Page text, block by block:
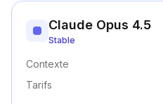
Claude Opus 4.5
Stable
Contexte
Tarifs